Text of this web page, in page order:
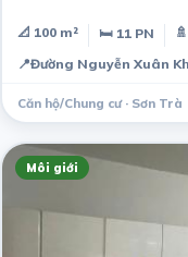
📐 100 m² 🛏 11 PN
📍Đường Nguyễn Xuân
Căn hộ/Chung cư · Sơn Trà
Môi giới